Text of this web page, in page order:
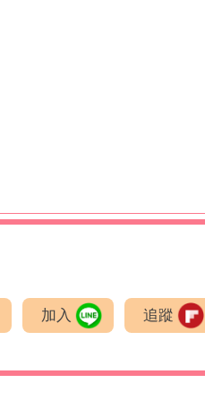
加入 追蹤